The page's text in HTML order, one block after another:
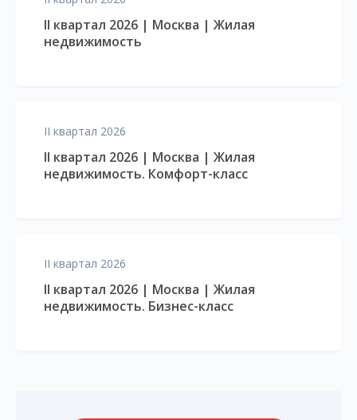
II квартал 2026 | Москва | Жилая
недвижимость
II квартал 2026
II квартал 2026 | Москва | Жилая
недвижимость. Комфорт-класс
II квартал 2026
II квартал 2026 | Москва | Жилая
недвижимость. Бизнес-класс